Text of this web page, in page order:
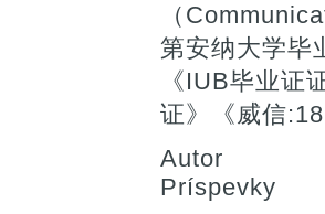
（
第安纳大学毕
《IUB毕业证
证》《威信
Autor
Príspevky